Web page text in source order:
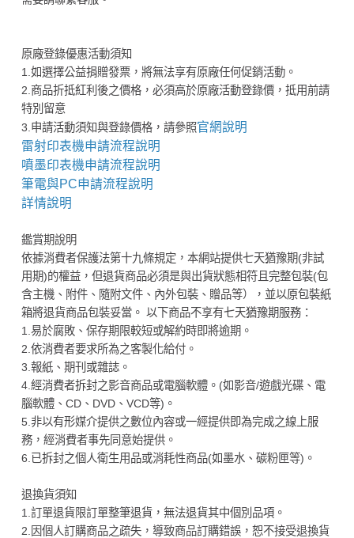
原廠登錄優惠活動須知
1.如選擇公益捐贈發票，將無法享有原廠任何促銷活動。
2.商品折抵紅利後之價格，必須高於原廠活動登錄價，抵用前請
特別留意
3.申請活動須知與登錄價格，請參照官網說明
雷射印表機申請流程說明
噴墨印表機申請流程說明
筆電與PC申請流程說明
詳情說明
鑑賞期說明
依據消費者保護法第十九條規定，本網站提供七天猶豫期(非試
用期)的權益，但退貨商品必須是與出貨狀態相符且完整包裝(包
含主機、附件、隨附文件、內外包裝、贈品等），並以原包裝紙
箱將退貨商品包裝妥當。 以下商品不享有七天猶豫期服務：
1.易於腐敗、保存期限較短或解約時即將逾期。
2.依消費者要求所為之客製化給付。
3.報紙、期刊或雜誌。
4.經消費者拆封之影音商品或電腦軟體。(如影音/遊戲光碟、電
腦軟體、CD、DVD、VCD等)。
5.非以有形媒介提供之數位內容或一經提供即為完成之線上服
務，經消費者事先同意始提供。
6.已拆封之個人衛生用品或消耗性商品(如墨水、碳粉匣等)。
退換貨須知
1.訂單退貨限訂單整筆退貨，無法退貨其中個別品項。
2.因個人訂購商品之疏失，導致商品訂購錯誤，恕不接受退換貨